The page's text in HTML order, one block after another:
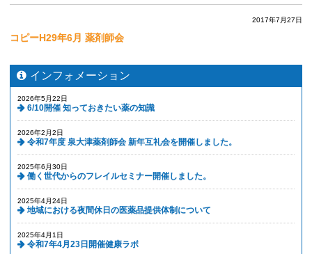
2017年7月27日
コピーH29年6月 薬剤師会
インフォメーション
2026年5月22日
6/10開催 知っておきたい薬の知識
2026年2月2日
令和7年度 泉大津薬剤師会 新年互礼会を開催しました。
2025年6月30日
働く世代からのフレイルセミナー開催しました。
2025年4月24日
地域における夜間休日の医薬品提供体制について
2025年4月1日
令和7年4月23日開催健康ラボ